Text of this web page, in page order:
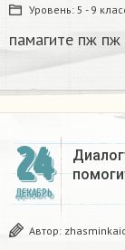
Уровень: 5 - 9
памагите пж
24
ДЕКАБРЬ
Автор: